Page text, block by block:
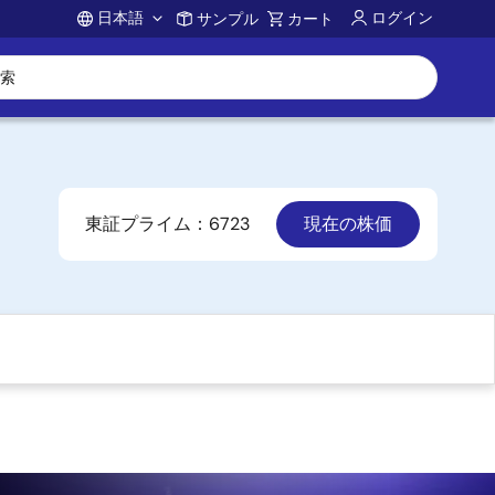
Account
日本語 サンプル カート ログイン
東証プライム：6723 現在の株価